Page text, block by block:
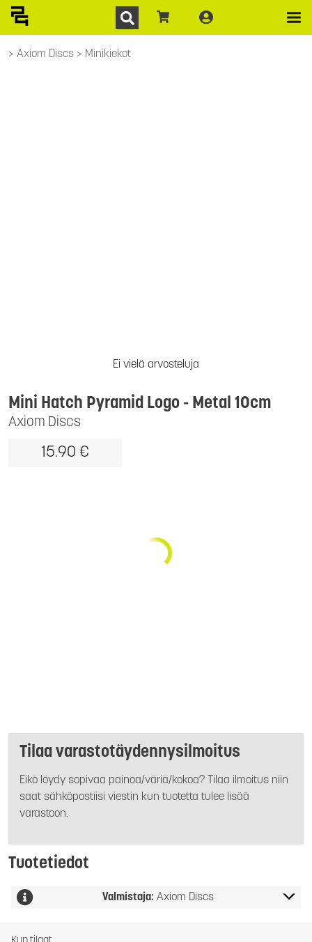
Axiom Discs Minikiekot
Ei vielä arvosteluja
Axiom Discs
Mini Hatch Pyramid Logo - Metal 10cm
15.90 €
Tilaa varastotäydennysilmoitus
Eikö löydy sopivaa painoa/väriä/kokoa? Tilaa ilmoitus niin
saat sähköpostiisi viestin kun tuotetta tulee lisää
varastoon.
Tuotetiedot
Valmistaja: Axiom Discs